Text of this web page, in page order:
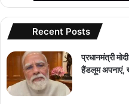
Recent Posts
प्रधानमंत्री
हैंडलूम अपनाएं,